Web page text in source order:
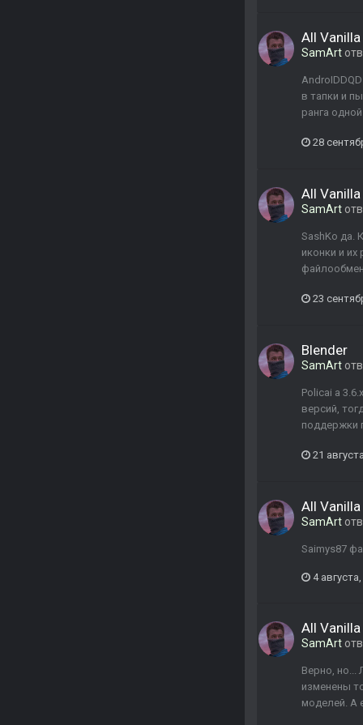
All
SamArt
в тапки и
ранга
28
All
SamArt
SashKo да.
иконки и
23
Blender
SamArt
Policai а
версий,
поддержки
21
All
SamArt
Saimys87
4
All
SamArt
Верно, но...
изменены
моделей. А